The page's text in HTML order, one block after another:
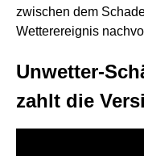
zwischen dem
Wetterereignis
Unwetter-
zahlt die